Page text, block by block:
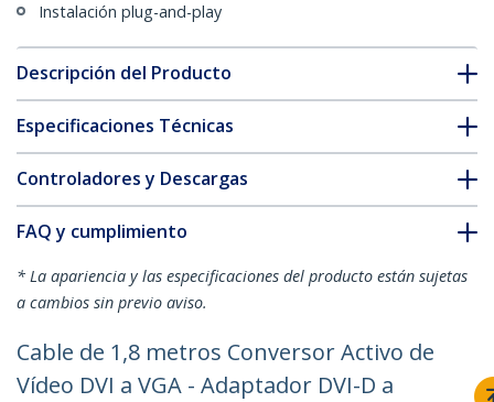
Instalación plug-and-play
Descripción del Producto
Especificaciones Técnicas
Controladores y Descargas
FAQ y cumplimiento
* La apariencia y las especificaciones del producto están sujetas
a cambios sin previo aviso.
Cable de 1,8 metros Conversor Activo de
Vídeo DVI a VGA - Adaptador DVI-D a